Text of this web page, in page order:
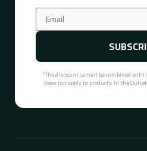
*The discount cannot be combined
does not apply to products in the